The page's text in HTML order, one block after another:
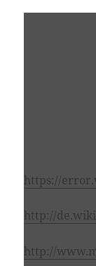
https://
http://
http://